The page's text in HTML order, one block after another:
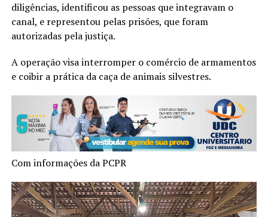
diligências, identificou as pessoas que integravam o
canal, e representou pelas prisões, que foram
autorizadas pela justiça.
A operação visa interromper o comércio de armamentos
e coibir a prática da caça de animais silvestres.
Com informações da PCPR